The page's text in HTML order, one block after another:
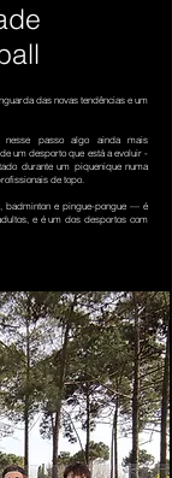
das novas tendências e um
passo algo ainda mais
um desporto que está a evoluir -
durante um piquenique numa
de topo.
badminton e pingue-pongue — é
e é um dos desportos com